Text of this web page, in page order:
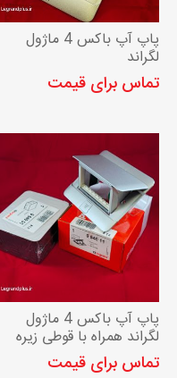
پاپ آپ باکس 4 ماژول
لگراند
تماس برای قیمت
پاپ آپ باکس 4 ماژول
لگراند همراه با قوطی زیره
تماس برای قیمت